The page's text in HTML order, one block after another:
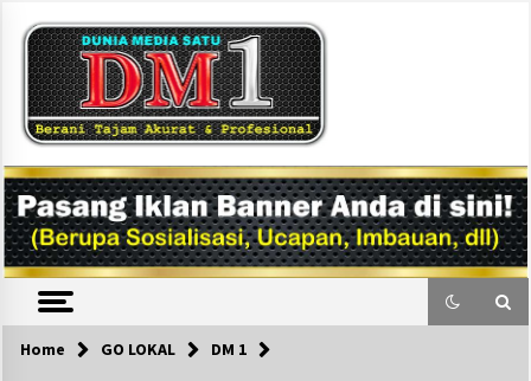
content
DM1
Home GO LOKAL DM 1